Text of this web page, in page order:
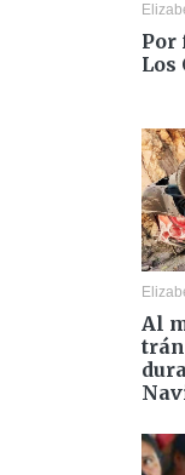
Por
Los
Al